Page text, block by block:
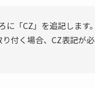
「CZ」を追記します。
付く場合、CZ表記が必